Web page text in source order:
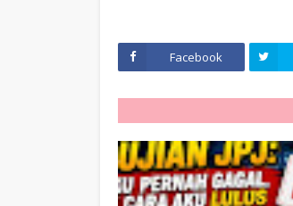
Facebook